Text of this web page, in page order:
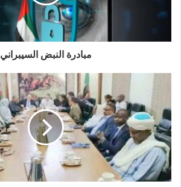
مبادرة النبض السيبراني